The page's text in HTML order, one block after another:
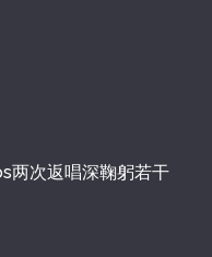
两次返唱深鞠躬若干